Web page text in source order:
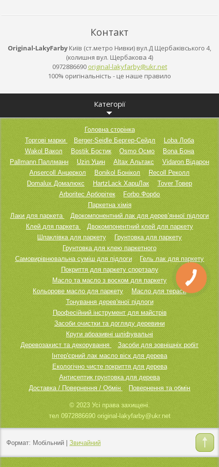
Контакт
Original-LakyFarby Київ (ст.метро Нивки) вул.Д Щербаківського 4,
(колишня вул. Щербакова 4)
0972886690 original-lakyfarby@ukr.net
100% оригінальність - це наше правило
Категорії
Головна сторінка
Торгові марки
Berger-Seidle Бергер-Сейдл
Loba Лоба
Wakol Вакол
Bostik Бостик Osmo Осмо
Bona Бона
Pallmann Паллманн
Uzin Уцин Altax Альтакс
Vidaron Відарон
Ansercoll Анцеркол
Bonikol Бонікол
Recoll Реколл
Domalux Домалюкс
HartzLack ХарцЛак
Tover Товер
Arboritec Арборітек
Forbo Форбо
Паркетна хімія
Лаки для паркета
Двокомпонентний лак для дерев’янної підлоги
Клей для паркета
Двокомпонентний клей для паркету
Шпаклівка для паркету
Грунтовка для паркету
Грунтовка для клею паркетного
Самовирівнювальна суміш для підлоги
Гель лак для паркету
Покриття для паркету спортзалу
Масло та масло з воском для паркету
Кольорове масло для паркету
Масло для тераси
Тонування дерев'яної підлоги
Професійний інструмент для майстрів
Засоби очистки та догляду деревини
Круги абразивні шліфувальні
Деревозахист та декорування
Засоби для зовнішніх робіт
Інтер'єрний лак масло віск для дерева
Екологічно чисте покриття для дерева
Антисептик грунтовка для дерева
Доставка / Повернення / Обмін
Повернення та обмін
© 2023 Усі права захищені.
тел 0972886690 original-lakyfarby@ukr.net
Формат: Мобільний| Звичайний